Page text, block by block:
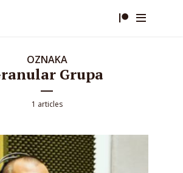
OZNAKA
Grupa
1 articles